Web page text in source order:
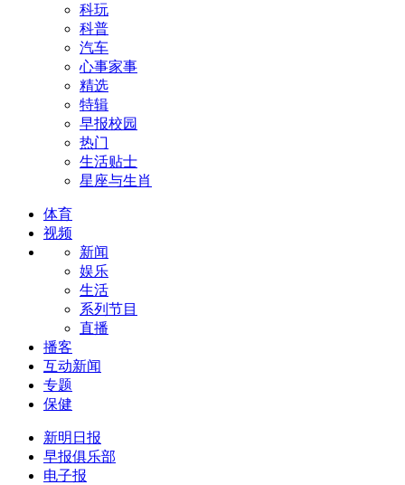
科玩
科普
汽车
心事家事
精选
特辑
早报校园
热门
生活贴士
星座与生肖
体育
视频
新闻
娱乐
生活
系列节目
直播
播客
互动新闻
专题
保健
新明日报
早报俱乐部
电子报